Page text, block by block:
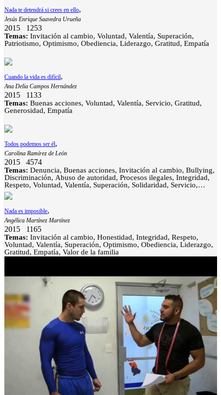
Nada te detendrá si crees en ello,
Jesús Enrique Saavedra Urueña
2015 1253
Temas: Invitación al cambio, Voluntad, Valentía, Superación,
Patriotismo, Optimismo, Obediencia, Liderazgo, Gratitud, Empatía
Cuando la vida es difícil,
Ana Delia Campos Hernández
2015 1133
Temas: Buenas acciones, Voluntad, Valentía, Servicio, Gratitud,
Generosidad, Empatía
Todos podemos ser él,
Carolina Ramírez de León
2015 4574
Temas: Denuncia, Buenas acciones, Invitación al cambio, Bullying,
Discriminación, Abuso de autoridad, Procesos ilegales, Integridad,
Respeto, Voluntad, Valentía, Superación, Solidaridad, Servicio,
Responsabilidad, Liderazgo, Empatía, Consejo
Nada es imposible,
Angélica Martínez Martínez
2015 1165
Temas: Invitación al cambio, Honestidad, Integridad, Respeto,
Voluntad, Valentía, Superación, Optimismo, Obediencia, Liderazgo,
Gratitud, Empatía, Valor de la familia